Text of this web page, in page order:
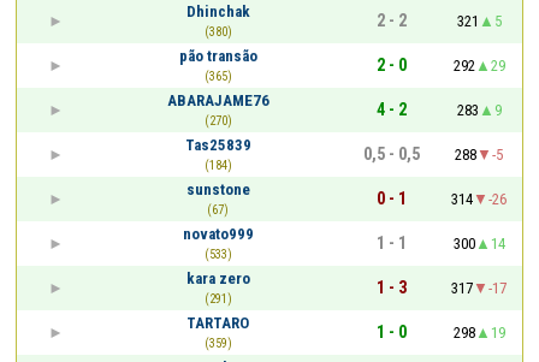
Dhinchak
(380)
2 - 2 321
5
pão transão
(365)
2 - 0 292
29
ABARAJAME76
(270)
4 - 2 283
9
Tas25839
(184)
0,5 - 0,5 288
-5
sunstone
(67)
0 - 1 314
-26
novato999
(533)
1 - 1 300
14
kara zero
(291)
1 - 3 317
-17
TARTARO
(359)
1 - 0 298
19